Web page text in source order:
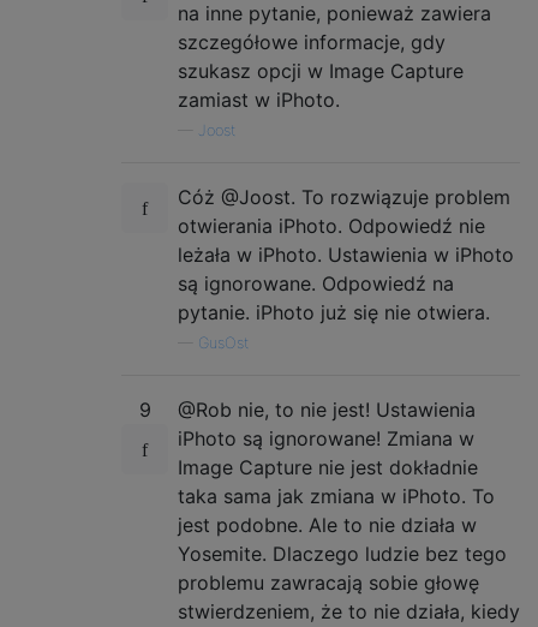
na inne pytanie, ponieważ zawiera
szczegółowe informacje, gdy
szukasz opcji w Image Capture
zamiast w iPhoto.
Joost
Cóż @Joost. To rozwiązuje problem
otwierania iPhoto. Odpowiedź nie
leżała w iPhoto. Ustawienia w iPhoto
są ignorowane. Odpowiedź na
pytanie. iPhoto już się nie otwiera.
GusOst
9
@Rob nie, to nie jest! Ustawienia
iPhoto są ignorowane! Zmiana w
Image Capture nie jest dokładnie
taka sama jak zmiana w iPhoto. To
jest podobne. Ale to nie działa w
Yosemite. Dlaczego ludzie bez tego
problemu zawracają sobie głowę
stwierdzeniem, że to nie działa, kiedy